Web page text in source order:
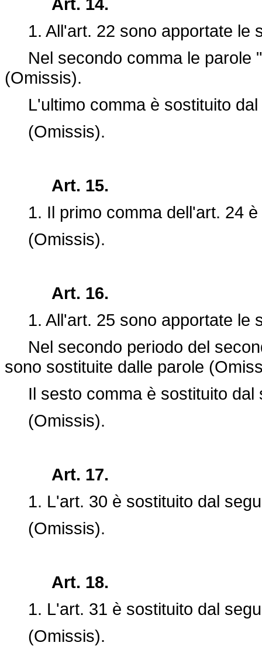
1. All'art. 22 sono apportate le
Nel secondo comma le parole
(Omissis).
L'ultimo comma è sostituito dal
(Omissis).
Art. 15.
1. Il primo comma dell'art. 24 è
(Omissis).
Art. 16.
1. All'art. 25 sono apportate le
Nel secondo periodo del
sono sostituite dalle parole
Il sesto comma è sostituito dal
(Omissis).
Art. 17.
1. L'art. 30 è sostituito dal
(Omissis).
Art. 18.
1. L'art. 31 è sostituito dal
(Omissis).